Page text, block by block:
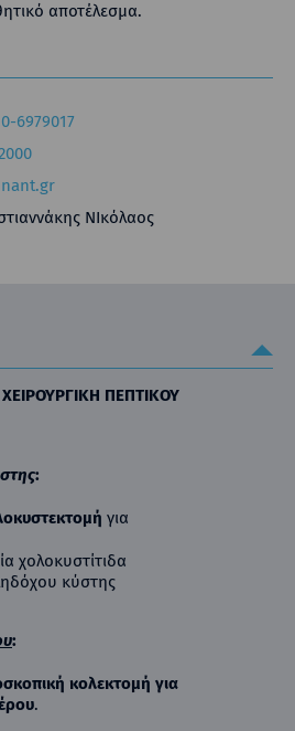
αποτέλεσμα.
6979017
ΝΙκόλαος
ΠΕΠΤΙΚΟΥ
:
για
χολοκυστίτιδα
κύστης
:
κολεκτομή για
.